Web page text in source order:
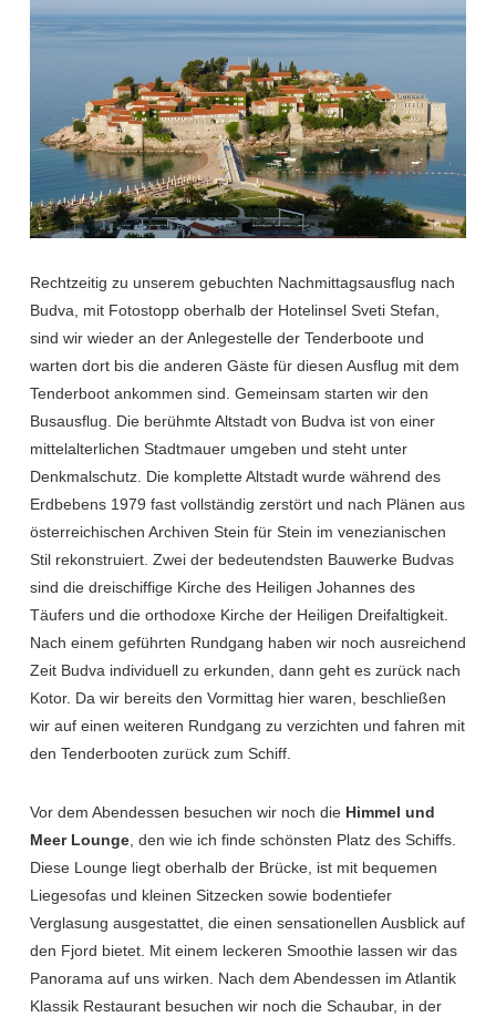
Rechtzeitig zu unserem gebuchten Nachmittagsausflug nach
Budva, mit Fotostopp oberhalb der Hotelinsel Sveti Stefan,
sind wir wieder an der Anlegestelle der Tenderboote und
warten dort bis die anderen Gäste für diesen Ausflug mit dem
Tenderboot ankommen sind. Gemeinsam starten wir den
Busausflug. Die berühmte Altstadt von Budva ist von einer
mittelalterlichen Stadtmauer umgeben und steht unter
Denkmalschutz. Die komplette Altstadt wurde während des
Erdbebens 1979 fast vollständig zerstört und nach Plänen aus
österreichischen Archiven Stein für Stein im venezianischen
Stil rekonstruiert. Zwei der bedeutendsten Bauwerke Budvas
sind die dreischiffige Kirche des Heiligen Johannes des
Täufers und die orthodoxe Kirche der Heiligen Dreifaltigkeit.
Nach einem geführten Rundgang haben wir noch ausreichend
Zeit Budva individuell zu erkunden, dann geht es zurück nach
Kotor. Da wir bereits den Vormittag hier waren, beschließen
wir auf einen weiteren Rundgang zu verzichten und fahren mit
den Tenderbooten zurück zum Schiff.
Vor dem Abendessen besuchen wir noch die Himmel und
Meer Lounge, den wie ich finde schönsten Platz des Schiffs.
Diese Lounge liegt oberhalb der Brücke, ist mit bequemen
Liegesofas und kleinen Sitzecken sowie bodentiefer
Verglasung ausgestattet, die einen sensationellen Ausblick auf
den Fjord bietet. Mit einem leckeren Smoothie lassen wir das
Panorama auf uns wirken. Nach dem Abendessen im Atlantik
Klassik Restaurant besuchen wir noch die Schaubar, in der